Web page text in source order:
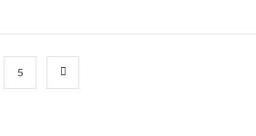
5
8E (3)